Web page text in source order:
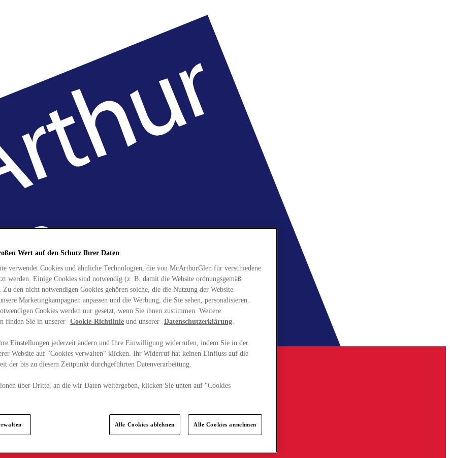
Wert auf den Schutz Ihrer Daten
verwendet Cookies und ähnliche Technologien, die von McArthurGlen für verschiedene
werden. Einige Cookies sind notwendig (z. B. damit die Website ordnungsgemäß
den nicht notwendigen Cookies gehören solche, die die Nutzung der Website
Marketingkampagnen anpassen und die Werbung, die Sie sehen, personalisieren.
Cookies werden nur gesetzt, wenn Sie ihnen zustimmen. Weitere
finden Sie in unserer
Cookie-Richtlinie und unserer Datenschutzerklärung.
Einstellungen jederzeit ändern und Ihre Einwilligung widerrufen, indem Sie in der
Website auf "Cookies verwalten“ klicken. Ihr Widerruf hat keinen Einfluss auf die
der bis zu diesem Zeitpunkt durchgeführten Datenverarbeitung.
über Dritte, an die wir Daten weitergeben, klicken Sie unten auf "Cookies
Alle Cookies ablehnen Alle Cookies annehmen